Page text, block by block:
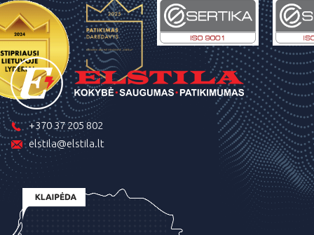
+370 37 205 802
elstila@elstila.lt